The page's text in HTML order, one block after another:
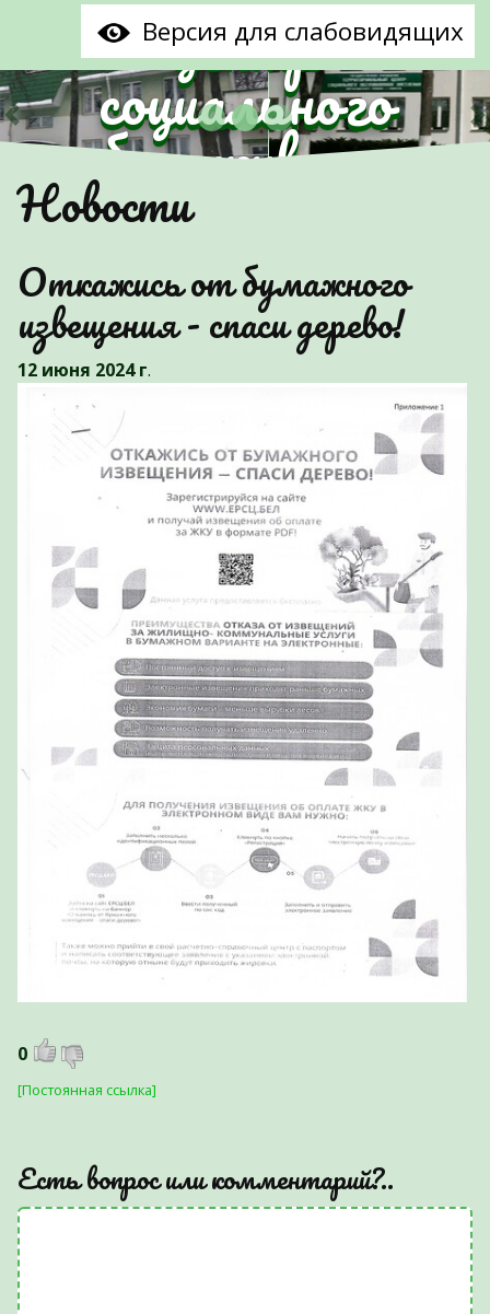
Версия для слабовидящих
центр
социального
обслуживания
населения
Партизанского
района г.Минска"
Предыдущий
Новости
Откажись от бумажного
извещения - спаси дерево!
12 июня 2024 г.
0
[Постоянная ссылка]
Есть вопрос или комментарий?..